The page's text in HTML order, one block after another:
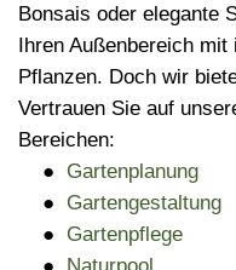
Bonsais oder elegante
Ihren Außenbereich
Pflanzen. Doch wir
Vertrauen Sie auf
Bereichen:
Gartenplanung
Gartengestaltung
Gartenpflege